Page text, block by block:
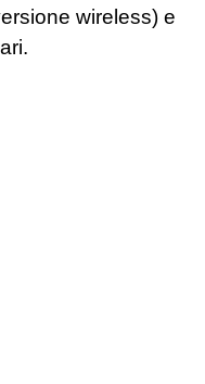
wireless) e